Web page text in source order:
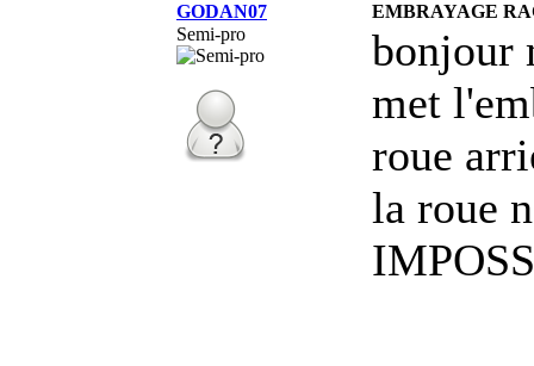
GODAN07
EMBRAYAGE
Semi-pro
bonjour
met
roue
la roue